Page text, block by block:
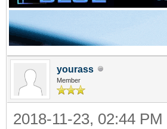
yourass
Member
2018-11-23, 02:44 PM